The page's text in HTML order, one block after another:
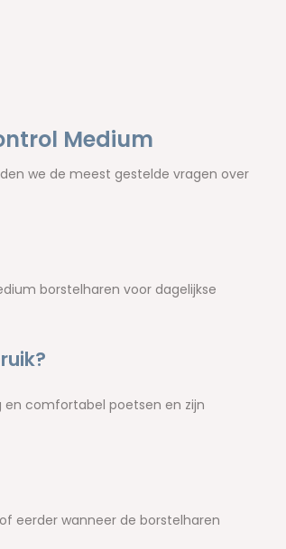
Medium
we de meest gestelde vragen over
borstelharen voor dagelijkse
comfortabel poetsen en zijn
eerder wanneer de borstelharen